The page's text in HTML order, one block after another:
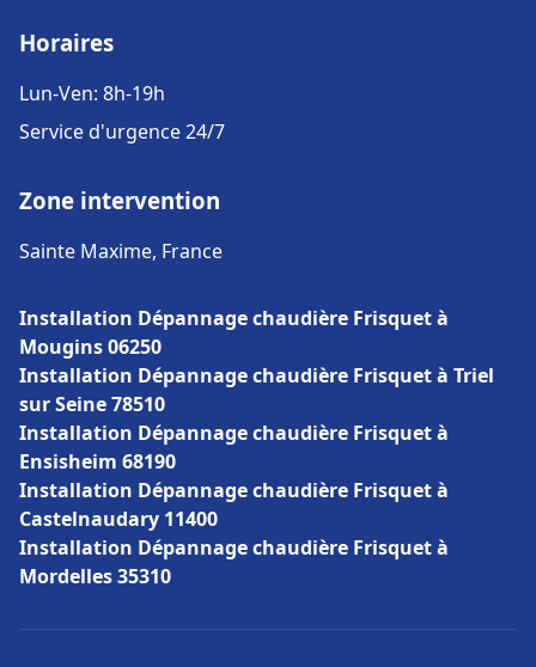
Horaires
Lun-Ven: 8h-19h
Service d'urgence 24/7
Zone intervention
Sainte Maxime, France
Installation Dépannage chaudière Frisquet à
Mougins 06250
Installation Dépannage chaudière Frisquet à Triel
sur Seine 78510
Installation Dépannage chaudière Frisquet à
Ensisheim 68190
Installation Dépannage chaudière Frisquet à
Castelnaudary 11400
Installation Dépannage chaudière Frisquet à
Mordelles 35310